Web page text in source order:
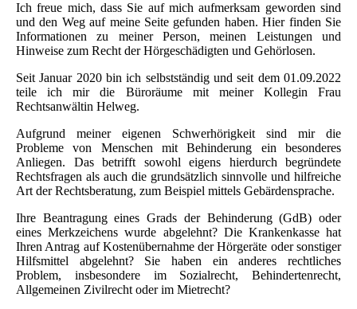
Ich freue mich, dass Sie auf mich aufmerksam geworden sind
und den Weg auf meine Seite gefunden haben. Hier finden Sie
Informationen zu meiner Person, meinen Leistungen und
Hinweise zum Recht der Hörgeschädigten und Gehörlosen.
Seit Januar 2020 bin ich selbstständig und seit dem 01.09.2022
teile ich mir die Büroräume mit meiner Kollegin Frau
Rechtsanwältin Helweg.
Aufgrund meiner eigenen Schwerhörigkeit sind mir die
Probleme von Menschen mit Behinderung ein besonderes
Anliegen. Das betrifft sowohl eigens hierdurch begründete
Rechtsfragen als auch die grundsätzlich sinnvolle und hilfreiche
Art der Rechtsberatung, zum Beispiel mittels Gebärdensprache.
Ihre Beantragung eines Grads der Behinderung (GdB) oder
eines Merkzeichens wurde abgelehnt? Die Krankenkasse hat
Ihren Antrag auf Kostenübernahme der Hörgeräte oder sonstiger
Hilfsmittel abgelehnt? Sie haben ein anderes rechtliches
Problem, insbesondere im Sozialrecht, Behindertenrecht,
Allgemeinen Zivilrecht oder im Mietrecht?